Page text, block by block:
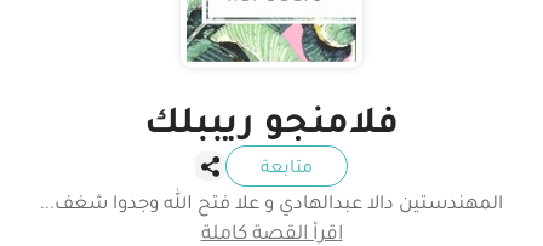
فلامنجو ريببلك
متابعة
المهندستين دالا عبدالهادي و علا فتح الله وجدوا شغف
اقرأ القصة كاملة